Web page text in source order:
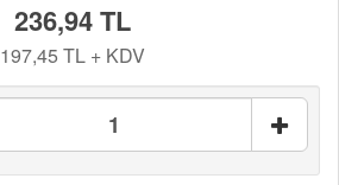
236,94 TL
197,45 TL + KDV